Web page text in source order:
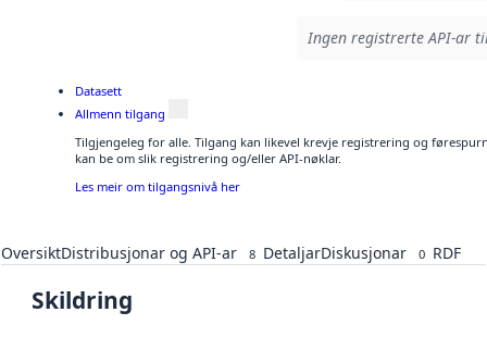
Ingen registrerte API-ar
Datasett
Allmenn tilgang
Tilgjengeleg for alle. Tilgang kan likevel krevje registrering og
kan be om slik registrering og/eller API-nøklar.
Les meir om tilgangsnivå her
OversiktDistribusjonar og API-ar 8 DetaljarDiskusjonar 0 RDF
Skildring